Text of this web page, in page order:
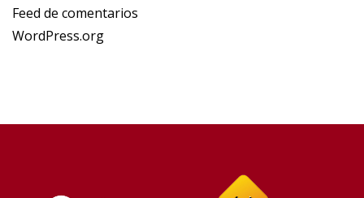
Feed de comentarios
WordPress.org